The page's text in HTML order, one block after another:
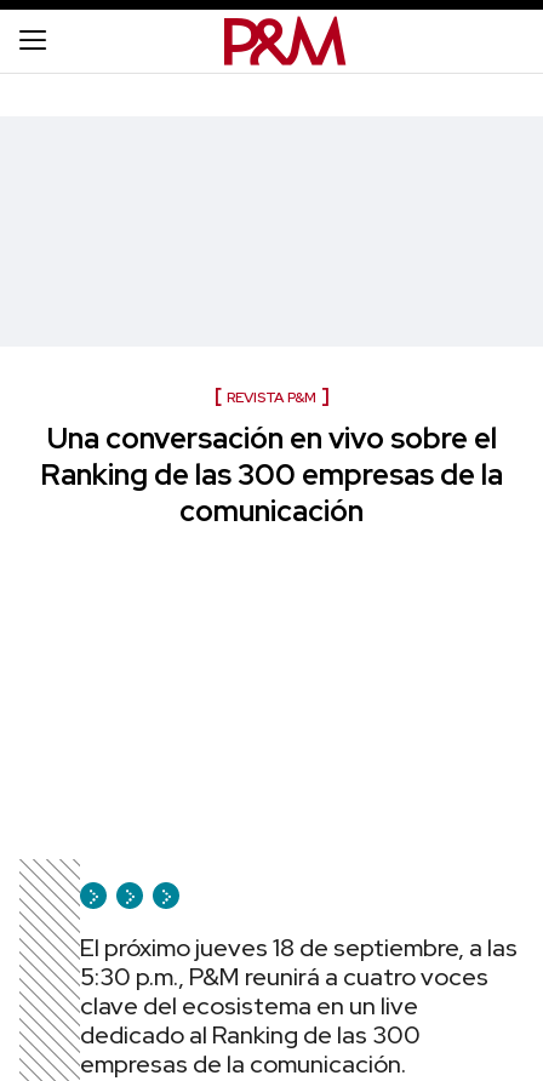
REVISTA P&M
Una conversación en vivo sobre el
Ranking de las 300 empresas de la
comunicación
El próximo jueves 18 de septiembre, a las
5:30 p.m., P&M reunirá a cuatro voces
clave del ecosistema en un live
dedicado al Ranking de las 300
empresas de la comunicación.